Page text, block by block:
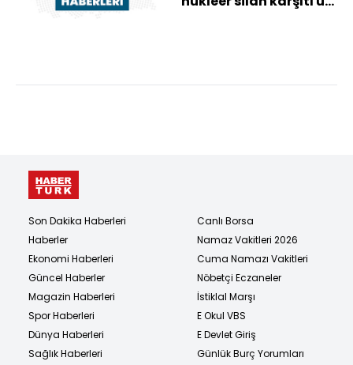
Son Dakika Haberleri
Haberler
Ekonomi Haberleri
Güncel Haberler
Magazin Haberleri
Spor Haberleri
Dünya Haberleri
Sağlık Haberleri
Canlı Borsa
Namaz Vakitleri 2026
Cuma Namazı Vakitleri
Nöbetçi Eczaneler
İstiklal Marşı
E Okul VBS
E Devlet Giriş
Günlük Burç Yorumları